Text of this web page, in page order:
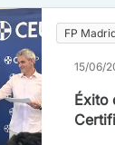
FP
15/06/
Éxito